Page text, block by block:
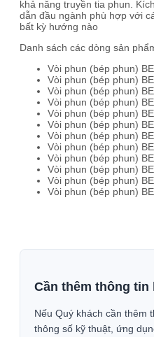
khả năng truyền tia phun.
dẫn đầu ngành phù hợp với
bất kỳ hướng nào
Danh sách các dòng sản
Vòi phun (bép phun)
Vòi phun (bép phun)
Vòi phun (bép phun)
Vòi phun (bép phun)
Vòi phun (bép phun)
Vòi phun (bép phun)
Vòi phun (bép phun)
Vòi phun (bép phun)
Vòi phun (bép phun)
Vòi phun (bép phun)
Vòi phun (bép phun)
Vòi phun (bép phun)
Cần thêm thông
Nếu Quý khách cần thêm
thông số kỹ thuật, ứng